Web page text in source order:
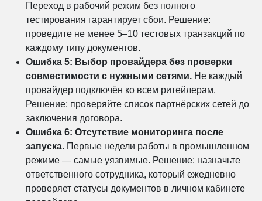
Переход в рабочий режим без полного
тестирования гарантирует сбои. Решение:
проведите не менее 5–10 тестовых транзакций по
каждому типу документов.
Ошибка 5: Выбор провайдера без проверки
совместимости с нужными сетями. Не каждый
провайдер подключён ко всем ритейлерам.
Решение: проверяйте список партнёрских сетей до
заключения договора.
Ошибка 6: Отсутствие мониторинга после
запуска. Первые недели работы в промышленном
режиме — самые уязвимые. Решение: назначьте
ответственного сотрудника, который ежедневно
проверяет статусы документов в личном кабинете